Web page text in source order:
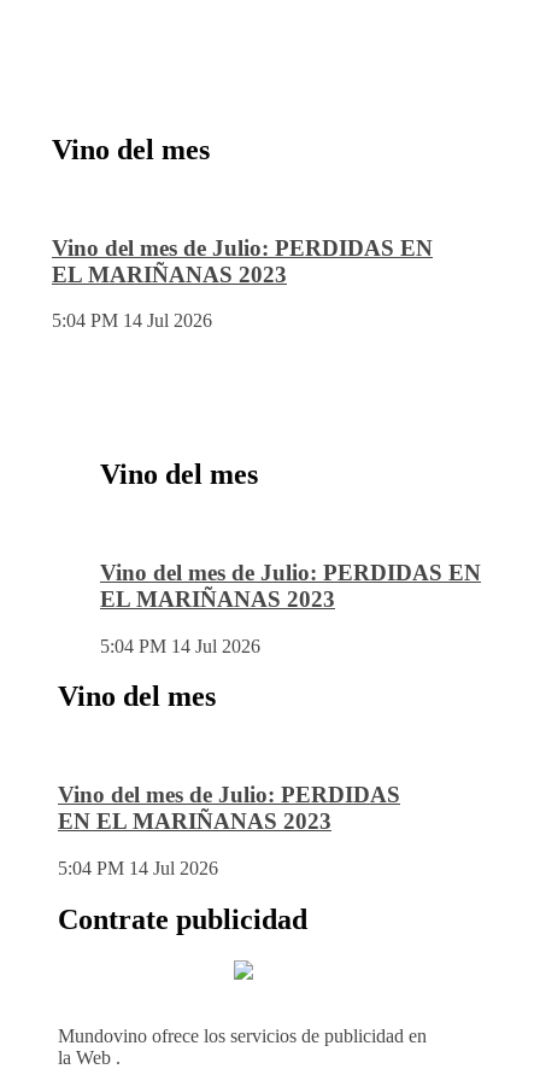
Vino del mes
Vino del mes de Julio: PERDIDAS EN
EL MARIÑANAS 2023
5:04 PM 14 Jul 2026
Vino del mes
Vino del mes de Julio: PERDIDAS EN
EL MARIÑANAS 2023
5:04 PM 14 Jul 2026
Vino del mes
Vino del mes de Julio: PERDIDAS
EN EL MARIÑANAS 2023
5:04 PM 14 Jul 2026
Contrate publicidad
Mundovino ofrece los servicios de publicidad en
la Web .